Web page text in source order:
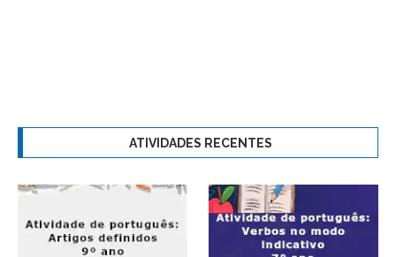
ATIVIDADES RECENTES